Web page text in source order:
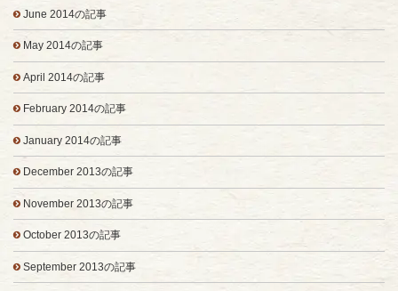
June 2014の記事
May 2014の記事
April 2014の記事
February 2014の記事
January 2014の記事
December 2013の記事
November 2013の記事
October 2013の記事
September 2013の記事